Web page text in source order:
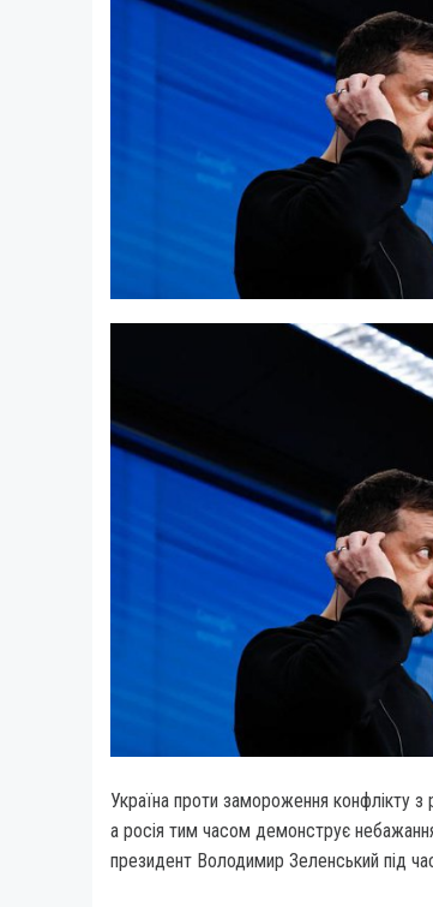
Україна проти замороження конфлікту
а росія тим часом демонструє
президент Володимир Зеленський під